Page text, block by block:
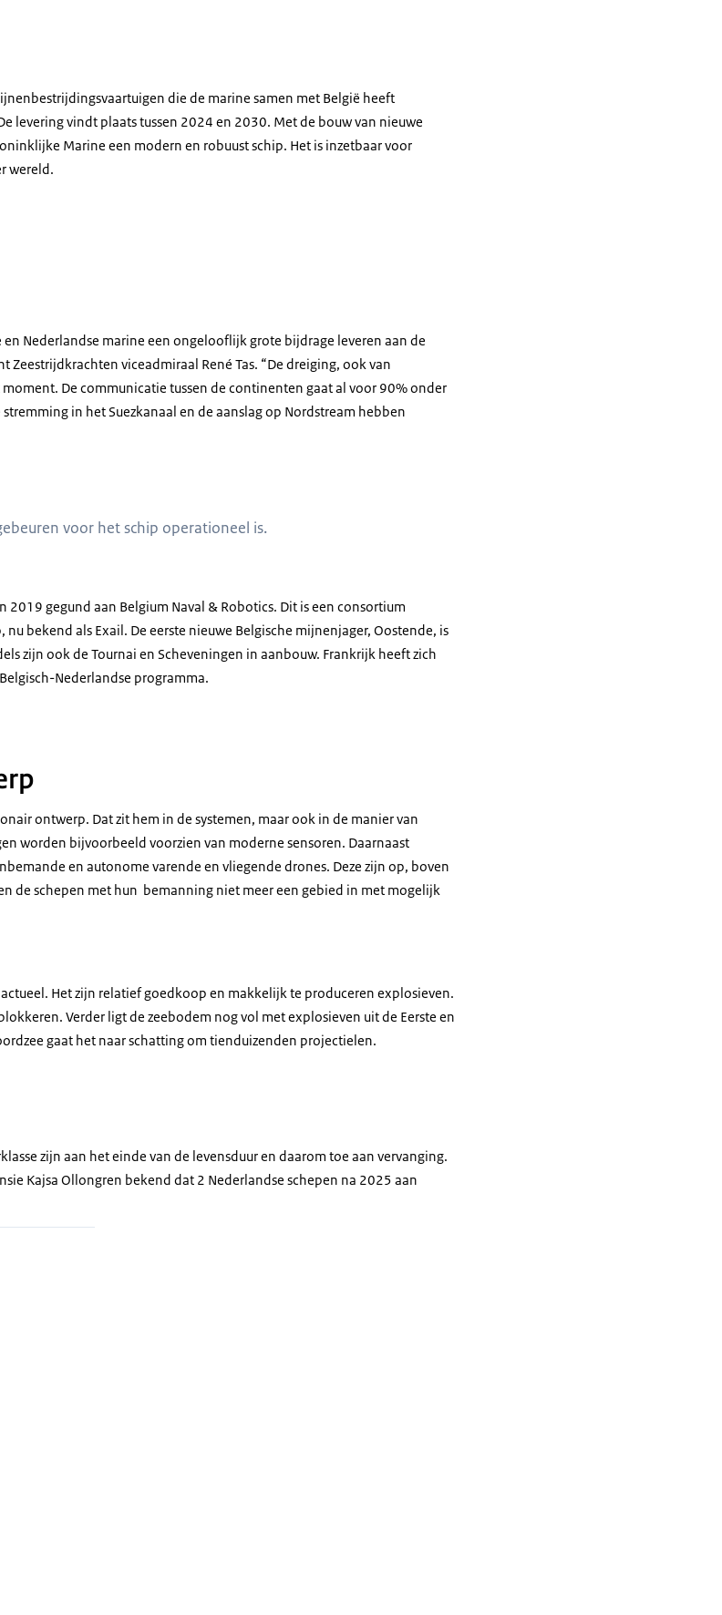
M840.
die de marine samen met België heeft
levering vindt plaats tussen 2024 en 2030. Met de bouw van nieuwe
Marine een modern en robuust schip. Het is inzetbaar voor
wereld.
Vlissingen.
en Nederlandse marine een ongelooflijk grote bijdrage leveren aan de
Zeestrijdkrachten viceadmiraal René Tas. “De dreiging, ook van
De communicatie tussen de continenten gaat al voor 90% onder
in het Suezkanaal en de aanslag op Nordstream hebben
van Vlissingen M840.
voor het schip operationeel is.
2019 gegund aan Belgium Naval & Robotics. Dit is een consortium
, nu bekend als Exail. De eerste nieuwe Belgische mijnenjager, Oostende, is
zijn ook de Tournai en Scheveningen in aanbouw. Frankrijk heeft zich
Nederlandse programma.
ontwerp. Dat zit hem in de systemen, maar ook in de manier van
worden bijvoorbeeld voorzien van moderne sensoren. Daarnaast
en autonome varende en vliegende drones. Deze zijn op, boven
de schepen met hun bemanning niet meer een gebied in met mogelijk
Het zijn relatief goedkoop en makkelijk te produceren explosieven.
Verder ligt de zeebodem nog vol met explosieven uit de Eerste en
gaat het naar schatting om tienduizenden projectielen.
zijn aan het einde van de levensduur en daarom toe aan vervanging.
Kajsa Ollongren bekend dat 2 Nederlandse schepen na 2025 aan